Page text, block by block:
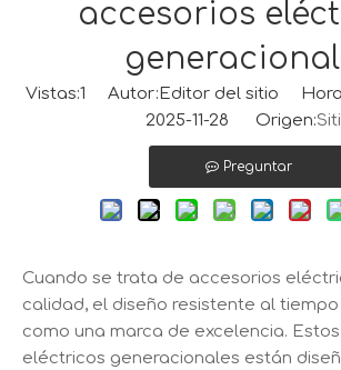
accesorios
Vistas:1 Autor:Editor del sitio Hora
2025-11-28 Origen:
Preguntar
Cuando se trata de accesorios
calidad, el diseño resistente al
como una marca de excelencia.
eléctricos generacionales están